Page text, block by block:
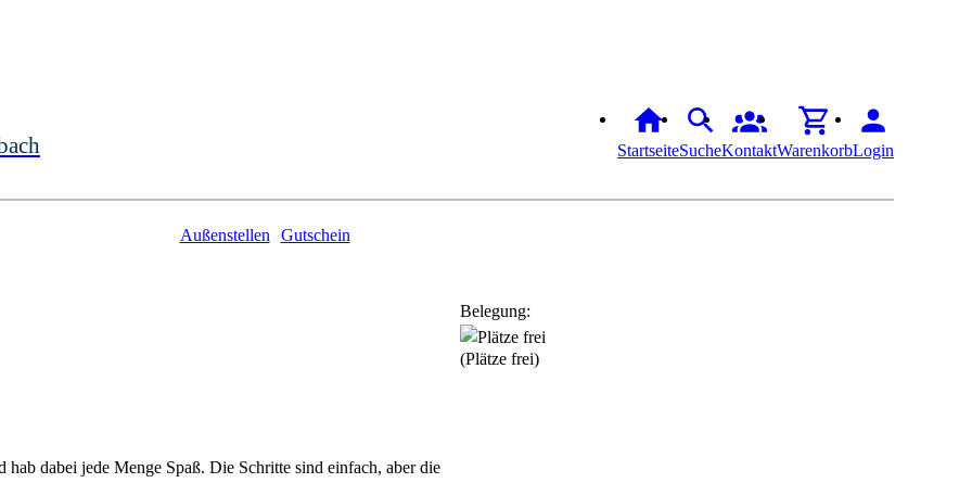
StartseiteSucheKontaktWarenkorbLogin
Außenstellen Gutschein
dabei jede Menge Spaß. Die Schritte sind einfach, aber die
Belegung:
(Plätze frei)